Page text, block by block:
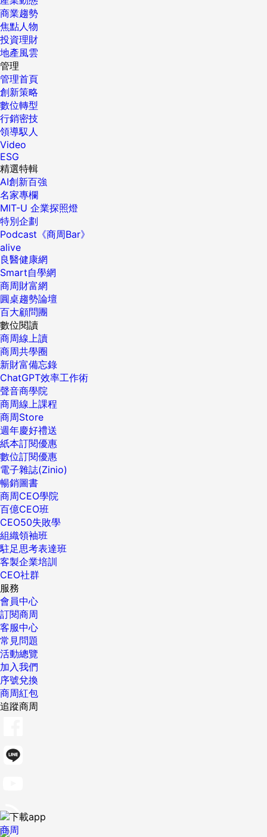
商業趨勢
焦點人物
投資理財
地產風雲
管理
管理首頁
創新策略
數位轉型
行銷密技
領導馭人
Video
ESG
精選特輯
AI創新百強
名家專欄
MIT-U 企業探照燈
特別企劃
Podcast《商周Bar》
alive
良醫健康網
Smart自學網
商周財富網
圓桌趨勢論壇
百大顧問團
數位閱讀
商周線上讀
商周共學圈
新財富備忘錄
ChatGPT效率工作術
聲音商學院
商周線上課程
商周Store
週年慶好禮送
紙本訂閱優惠
數位訂閱優惠
電子雜誌(Zinio)
暢銷圖書
商周CEO學院
百億CEO班
CEO50失敗學
組織領袖班
駐足思考表達班
客製企業培訓
CEO社群
服務
會員中心
訂閱商周
客服中心
常見問題
活動總覽
加入我們
序號兌換
商周紅包
追蹤商周
商周